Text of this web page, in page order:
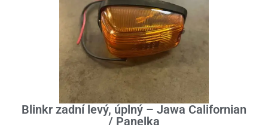
Blinkr zadní levý, úplný – Jawa Californian
/ Panelka